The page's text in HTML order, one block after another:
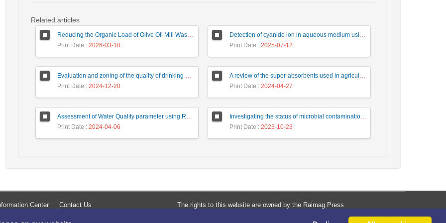
Related articles
Reducing the Organic Load of Olive Oil Mill Wastewater using Chemical and Biological Treatment Methods
Print Date : 2026-03-18
Detection of cyanide ion in aqueous medium using an azo dye containing phenanthroimidazole
Print Date : 2025-07-12
Evaluation and zoning of the quality of drinking water wells in Torbat Jam and Saleh Abad cities based on the WQI index and GIS software
Print Date : 2024-12-20
A review of the super-absorbents used in agriculture and the study of the synthesis of two types of adsorbents using recycled sources to save water resources
Print Date : 2024-04-27
Assessment of Water Quality parameter using RGB images in Anzali wetland
Print Date : 2024-04-06
Investigating the status of microbial contamination (intestinal enterococcus) of Caspian sea on the coastal recreational waters of Gilan
Print Date : 2023-10-23
Center Contact Us
The rights to this website are owned by the Raimag Press